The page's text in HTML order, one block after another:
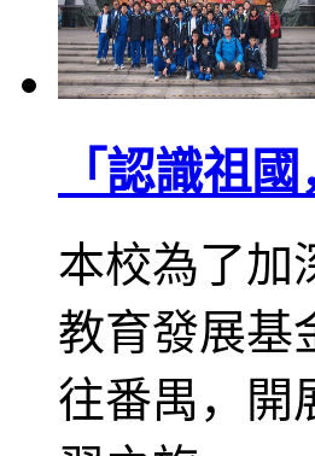
「認識祖
本校為了加
教育發展基
往番禺，開